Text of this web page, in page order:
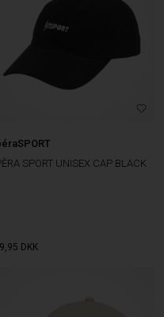
SPORT UNISEX CAP BLACK
DKK